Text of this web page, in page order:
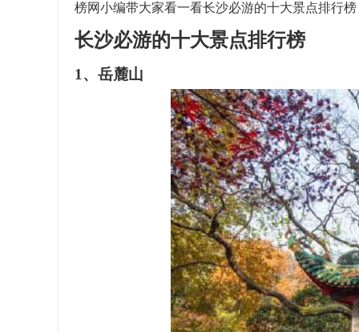
榜网小编带大家看一看长沙必游的十大景点排行
长沙必游的十大景点排行榜
1、岳麓山